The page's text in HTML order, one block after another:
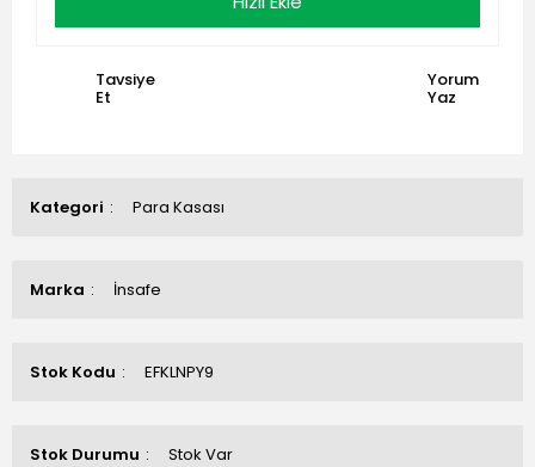
Kategori Para Kasası
Marka İnsafe
Stok Kodu EFKLNPY9
Stok Durumu Stok Var
Tavsiye
Et
Yorum
Yaz